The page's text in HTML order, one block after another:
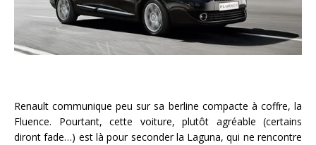
Renault communique peu sur sa berline compacte à coffre, la
Fluence. Pourtant, cette voiture, plutôt agréable (certains
diront fade…) est là pour seconder la Laguna, qui ne rencontre